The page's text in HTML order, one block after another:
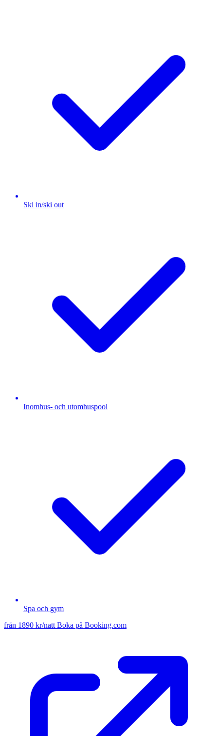
Ski in/ski out
Inomhus- och utomhuspool
Spa och gym
från 1890 kr/natt Boka på Booking.com